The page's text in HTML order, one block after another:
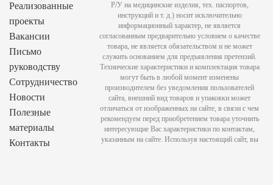
Реализованные
проекты
Вакансии
Письмо
руководству
Сотрудничество
Новости
Полезные
материалы
Контакты
Р/У на медицинские изделия, тех. паспортов,
инструкций и т. д.) носит исключительно
информационный характер, не является
согласованным предварительно условием о качестве
товара, не является обязательством и не может
служить основанием для предъявления претензий.
Технические характеристики и комплектация товара
могут быть в любой момент изменены
производителем без уведомления пользователей
сайта, внешний вид товаров и упаковки может
отличаться от изображенных на сайте, в связи с чем
рекомендуем перед приобретением товара уточнить
интересующие Вас характеристики по контактам,
указанным на сайте. Используя настоящий сайт, вы